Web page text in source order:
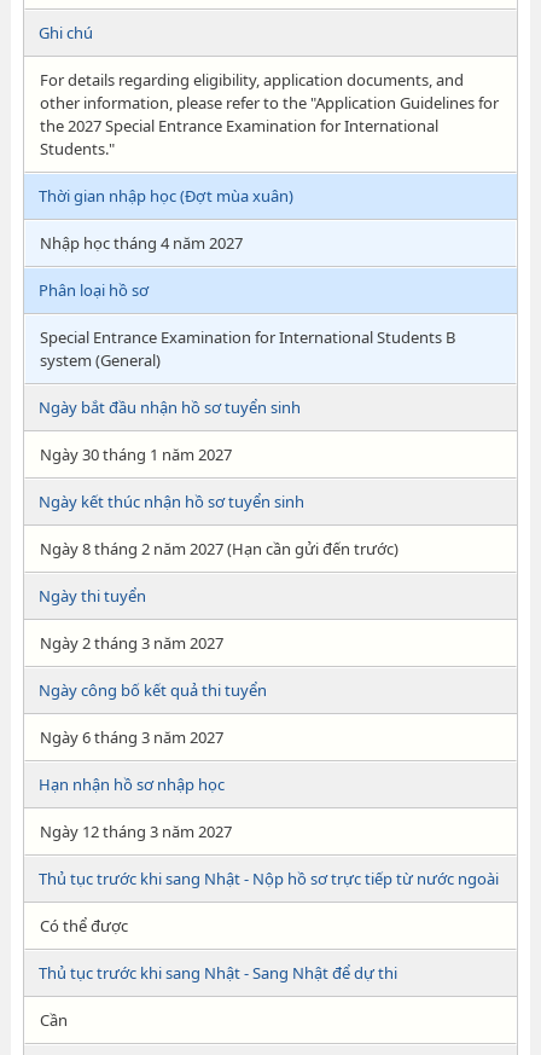
Ghi chú
For details regarding eligibility, application documents, and
other information, please refer to the "Application Guidelines for
the 2027 Special Entrance Examination for International
Students."
Thời gian nhập học (Đợt mùa xuân)
Nhập học tháng 4 năm 2027
Phân loại hồ sơ
Special Entrance Examination for International Students B
system (General)
Ngày bắt đầu nhận hồ sơ tuyển sinh
Ngày 30 tháng 1 năm 2027
Ngày kết thúc nhận hồ sơ tuyển sinh
Ngày 8 tháng 2 năm 2027 (Hạn cần gửi đến trước)
Ngày thi tuyển
Ngày 2 tháng 3 năm 2027
Ngày công bố kết quả thi tuyển
Ngày 6 tháng 3 năm 2027
Hạn nhận hồ sơ nhập học
Ngày 12 tháng 3 năm 2027
Thủ tục trước khi sang Nhật - Nộp hồ sơ trực tiếp từ nước ngoài
Có thể được
Thủ tục trước khi sang Nhật - Sang Nhật để dự thi
Cần